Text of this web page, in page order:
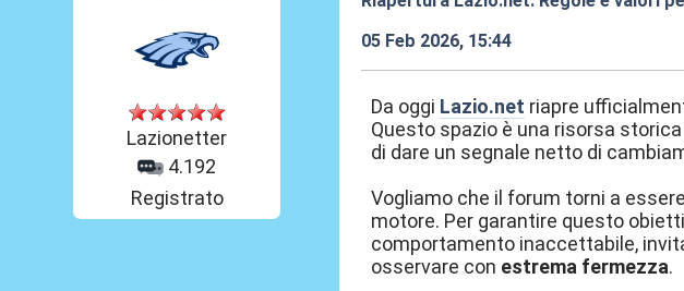
Lazionetter
4.192
Registrato
05 Feb 2026, 15:44
Da oggi Lazio.net riapre
Questo spazio è una risorsa
di dare un segnale netto di
Vogliamo che il forum torni a
motore. Per garantire questo
comportamento inaccettabile,
osservare con estrema fermezza.